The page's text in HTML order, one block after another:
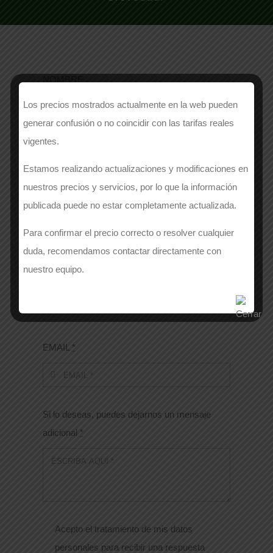
EMPRESA
APELLIDOS
EMAIL *
Si lo deseas, puedes dejarnos un mensaje
adicional *
Acepto el tratamiento de mis datos
personales para recibir una respuesta
Los precios mostrados actualmente en la web pueden
generar confusión o no coincidir con las tarifas reales
vigentes.
Estamos realizando actualizaciones y modificaciones en
nuestros precios y servicios, por lo que la información
publicada puede no estar completamente actualizada.
Para confirmar el precio correcto o resolver cualquier
duda, recomendamos contactar directamente con
nuestro equipo.